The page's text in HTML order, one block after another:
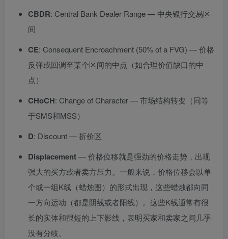
CBDR: Central Bank Dealer Range — 中央银行交易区
间
CE: Consequent Encroachment (50% of a FVG) — 价格
反弹或回调至某个区间的中点（如合理价值缺口的中
点）
CHoCH: Change of Character — 市场结构转变（同等
于SMS和MSS）
D: Discount — 折价区
Displacement— 价格位移就是强劲的价格走势，出现
强大的买方或者卖方压力。一般来说，价格位移会以单
个或一组K线（蜡烛图）的形式出现，这些蜡烛都向同
一方向运动（都是阴线或者阳线）。这些K线通常有很
长的实体和很短的上下影线，表明买家和卖家之间几乎
没有分歧。